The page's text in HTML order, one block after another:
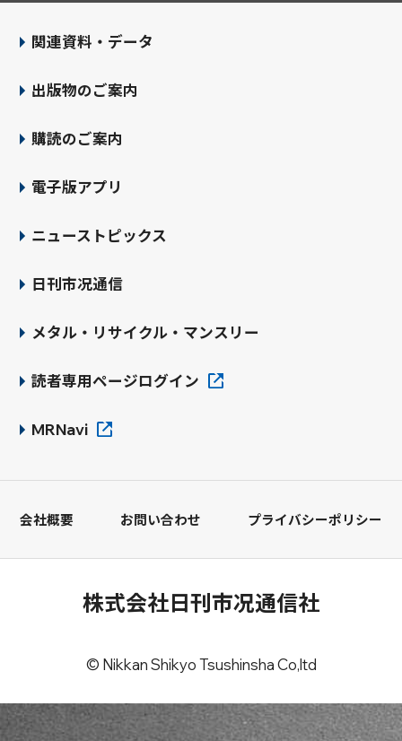
関連資料・データ
出版物のご案内
購読のご案内
電子版アプリ
ニューストピックス
日刊市况通信
メタル・リサイクル・マンスリー
読者専用ページログイン
MRNavi
会社概要 お問い合わせ プライバシーポリシー
株式会社日刊市况通信社
© Nikkan Shikyo Tsushinsha Co,ltd